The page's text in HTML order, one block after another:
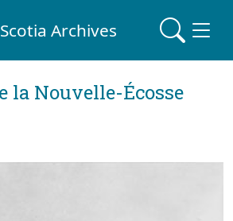
Archives
la Nouvelle-Écosse